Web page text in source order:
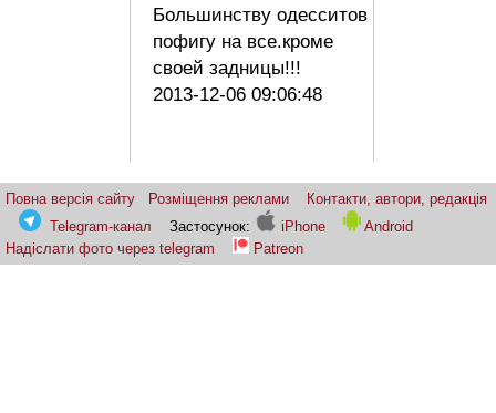
Большинству одесситов
пофигу на все.кроме
своей задницы!!!
2013-12-06 09:06:48
Повна версія сайту Розміщення реклами
Контакти, автори, редакція
Telegram-канал
Застосунок: iPhone
Android
Надіслати фото через telegram
Patreon